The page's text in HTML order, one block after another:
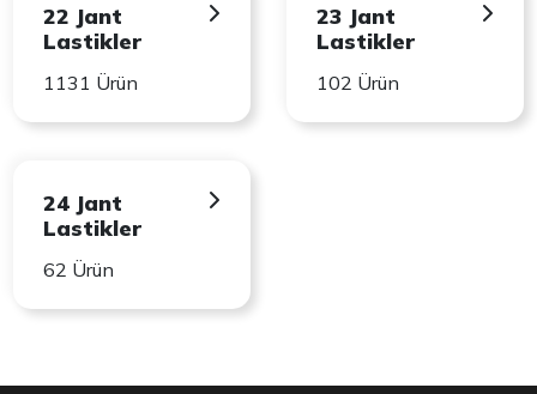
22 Jant
Lastikler
1131 Ürün
23 Jant
Lastikler
102 Ürün
24 Jant
Lastikler
62 Ürün